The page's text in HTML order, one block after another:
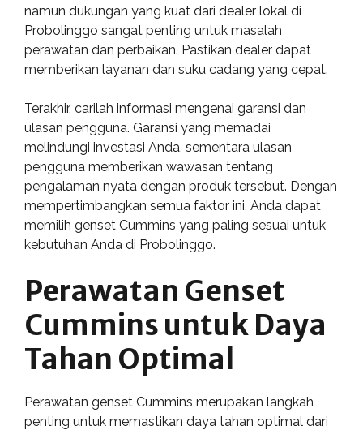
namun dukungan yang kuat dari dealer lokal di
Probolinggo sangat penting untuk masalah
perawatan dan perbaikan. Pastikan dealer dapat
memberikan layanan dan suku cadang yang cepat.
Terakhir, carilah informasi mengenai garansi dan
ulasan pengguna. Garansi yang memadai
melindungi investasi Anda, sementara ulasan
pengguna memberikan wawasan tentang
pengalaman nyata dengan produk tersebut. Dengan
mempertimbangkan semua faktor ini, Anda dapat
memilih genset Cummins yang paling sesuai untuk
kebutuhan Anda di Probolinggo.
Perawatan Genset
Cummins untuk Daya
Tahan Optimal
Perawatan genset Cummins merupakan langkah
penting untuk memastikan daya tahan optimal dari